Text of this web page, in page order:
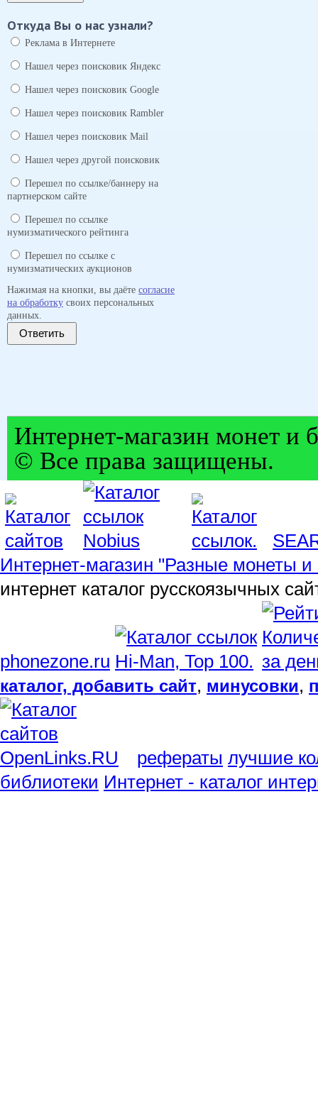
Откуда Вы о нас узнали?
Реклама в Интернете
Нашел через поисковик Яндекс
Нашел через поисковик Google
Нашел через поисковик Rambler
Нашел через поисковик Mail
Нашел через другой поисковик
Перешел по ссылке/баннеру на
партнерском сайте
Перешел по ссылке
нумизматического рейтинга
Перешел по ссылке с
нумизматических аукционов
Нажимая на кнопки, вы даёте согласие
на обработку своих персональных
данных.
Ответить
Интернет-магазин монет и
© Все права защищены.
Интернет-магазин "Разные монеты и
интернет каталог русскоязычных
phonezone.ru
каталог, добавить сайт, минусовки,
рефераты лучшие
библиотеки Интернет - каталог